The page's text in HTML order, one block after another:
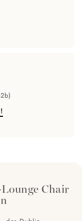
Chair